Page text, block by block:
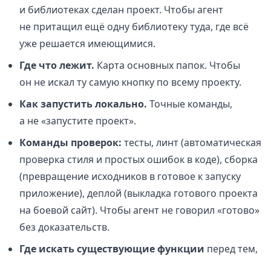
и библиотеках сделан проект. Чтобы агент
не притащил ещё одну библиотеку туда, где всё
уже решается имеющимися.
Где что лежит. Карта основных папок. Чтобы
он не искал ту самую кнопку по всему проекту.
Как запустить локально. Точные команды,
а не «запустите проект».
Команды проверок: тесты, линт (автоматическая
проверка стиля и простых ошибок в коде), сборка
(превращение исходников в готовое к запуску
приложение), деплой (выкладка готового проекта
на боевой сайт). Чтобы агент не говорил «готово»
без доказательств.
Где искать существующие функции перед тем,